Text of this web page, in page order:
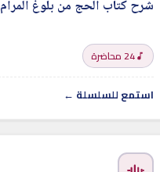
شرح كتاب الحج من بلوغ المرام
24 محاضرة
استمع للسلسلة ←